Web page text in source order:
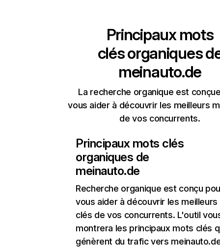
Principaux mots
clés organiques
meinauto.de
La recherche organique est
vous aider à découvrir les meilleurs
de vos concurrents.
Principaux mots clés
organiques de
meinauto.de
Recherche organique est conçu
vous aider à découvrir les
clés de vos concurrents. L'outil
montrera les principaux mots clés
génèrent du trafic vers